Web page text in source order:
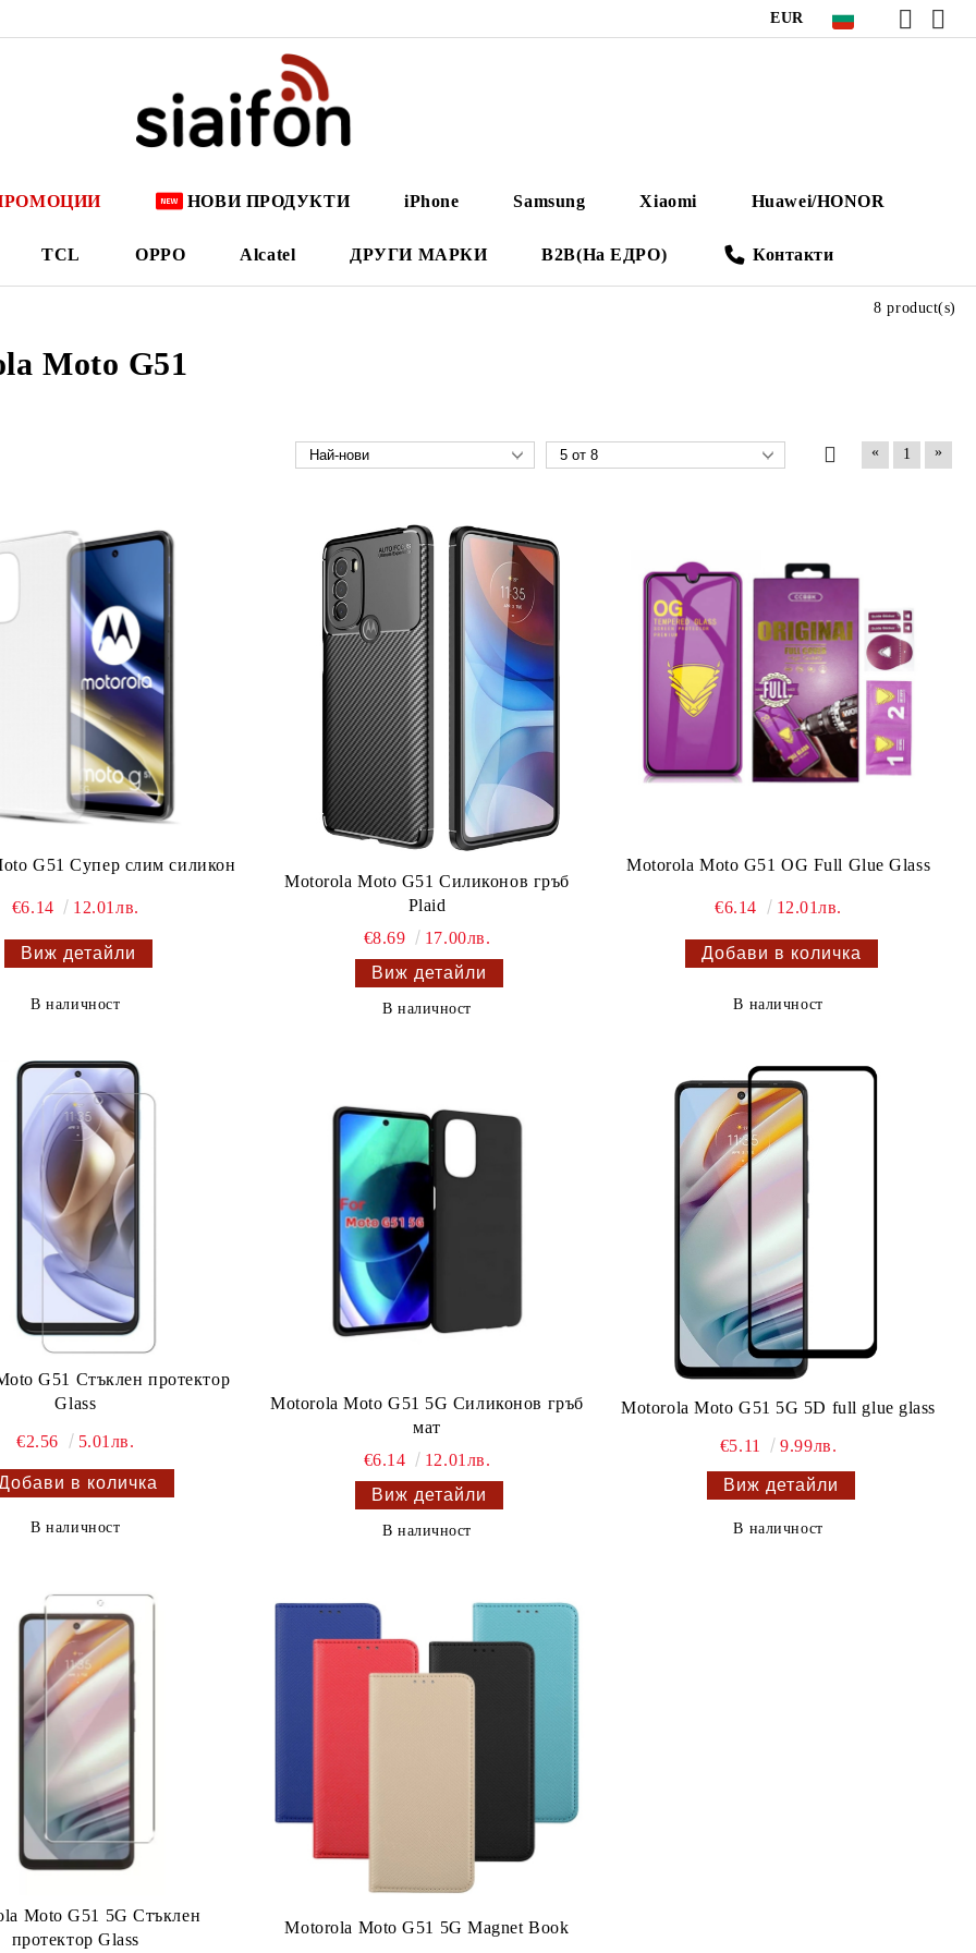
EUR
НОВИ ПРОДУКТИ iPhone Samsung Xiaomi Huawei/HONOR
TCL OPPO Alcatel ДРУГИ МАРКИ B2B(На ЕДРО) Контакти
Moto G51
8 product(s)
« 1 »
G51 Супер слим силикон
€6.14 12.01лв.
Виж детайли
В наличност
Motorola Moto G51 Силиконов гръб
Plaid
€8.69
17.00лв.
Виж детайли
В наличност
Motorola Moto G51 OG Full Glue Glass
€6.14 12.01лв.
В наличност
G51 Стъклен протектор
Glass
€2.56 5.01лв.
В наличност
Motorola Moto G51 5G Силиконов гръб
мат
€6.14
12.01лв.
Виж детайли
В наличност
Motorola Moto G51 5G 5D full glue glass
€5.11 9.99лв.
Виж детайли
В наличност
Moto G51 5G Стъклен
протектор Glass
Motorola Moto G51 5G Magnet Book